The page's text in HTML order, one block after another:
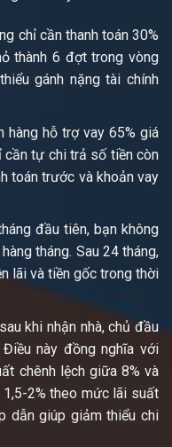
chỉ cần thanh toán 30%
thành 6 đợt trong vòng
gánh nặng tài chính
hàng hỗ trợ vay 65% giá
cần tự chi trả số tiền còn
toán trước và khoản vay
đầu tiên, bạn không
tháng. Sau 24 tháng,
lãi và tiền gốc trong thời
khi nhận nhà, chủ đầu
này đồng nghĩa với
chênh lệch giữa 8% và
2% theo mức lãi suất
dẫn giúp giảm thiểu chi